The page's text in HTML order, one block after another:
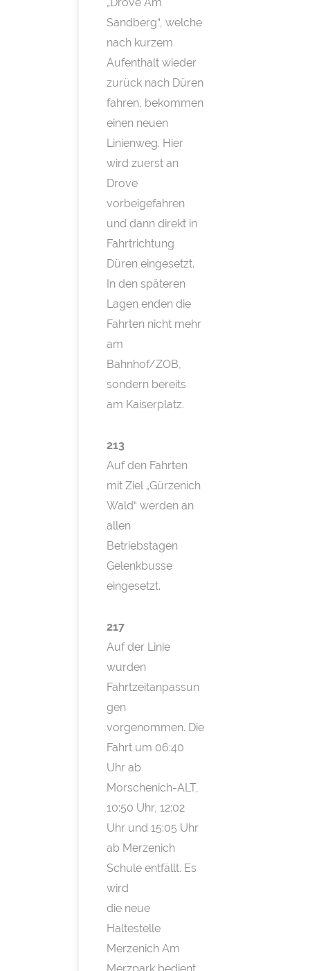
Sandberg“, welche
nach kurzem
Aufenthalt wieder
zurück nach Düren
fahren, bekommen
einen neuen
Linienweg. Hier
wird zuerst an
Drove
vorbeigefahren
und dann direkt in
Fahrtrichtung
Düren eingesetzt.
In den späteren
Lagen enden die
Fahrten nicht mehr
am
Bahnhof/ZOB,
sondern bereits
am Kaiserplatz.
213
Auf den Fahrten
mit Ziel „Gürzenich
Wald“ werden an
allen
Betriebstagen
Gelenkbusse
eingesetzt.
217
Auf der Linie
wurden
Fahrtzeitanpassun
gen
vorgenommen. Die
Fahrt um 06:40
Uhr ab
Morschenich-ALT,
10:50 Uhr, 12:02
Uhr und 15:05 Uhr
ab Merzenich
Schule entfällt. Es
wird
die neue
Haltestelle
Merzenich Am